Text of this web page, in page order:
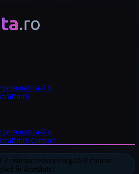
personalecasă și
călătorii
personalecasă și
călătorii Contact
Ce este succesiunea legală și cum se
în România?